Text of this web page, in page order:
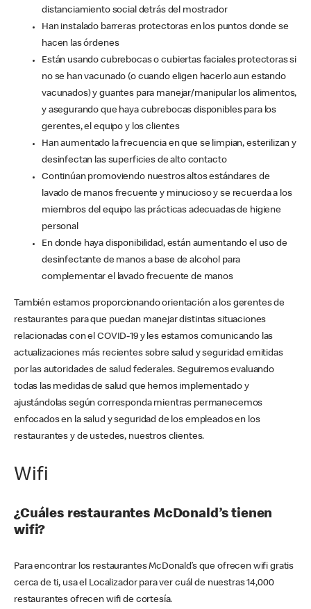
distanciamiento social detrás del mostrador
Han instalado barreras protectoras en los puntos donde se
hacen las órdenes
Están usando cubrebocas o cubiertas faciales protectoras si
no se han vacunado (o cuando eligen hacerlo aun estando
vacunados) y guantes para manejar/manipular los alimentos,
y asegurando que haya cubrebocas disponibles para los
gerentes, el equipo y los clientes
Han aumentado la frecuencia en que se limpian, esterilizan y
desinfectan las superficies de alto contacto
Continúan promoviendo nuestros altos estándares de
lavado de manos frecuente y minucioso y se recuerda a los
miembros del equipo las prácticas adecuadas de higiene
personal
En donde haya disponibilidad, están aumentando el uso de
desinfectante de manos a base de alcohol para
complementar el lavado frecuente de manos
También estamos proporcionando orientación a los gerentes de
restaurantes para que puedan manejar distintas situaciones
relacionadas con el COVID-19 y les estamos comunicando las
actualizaciones más recientes sobre salud y seguridad emitidas
por las autoridades de salud federales. Seguiremos evaluando
todas las medidas de salud que hemos implementado y
ajustándolas según corresponda mientras permanecemos
enfocados en la salud y seguridad de los empleados en los
restaurantes y de ustedes, nuestros clientes.
Wifi
¿Cuáles restaurantes McDonald’s tienen
wifi?
Para encontrar los restaurantes McDonald’s que ofrecen wifi gratis
cerca de ti, usa el Localizador para ver cuál de nuestras 14,000
restaurantes ofrecen wifi de cortesía.